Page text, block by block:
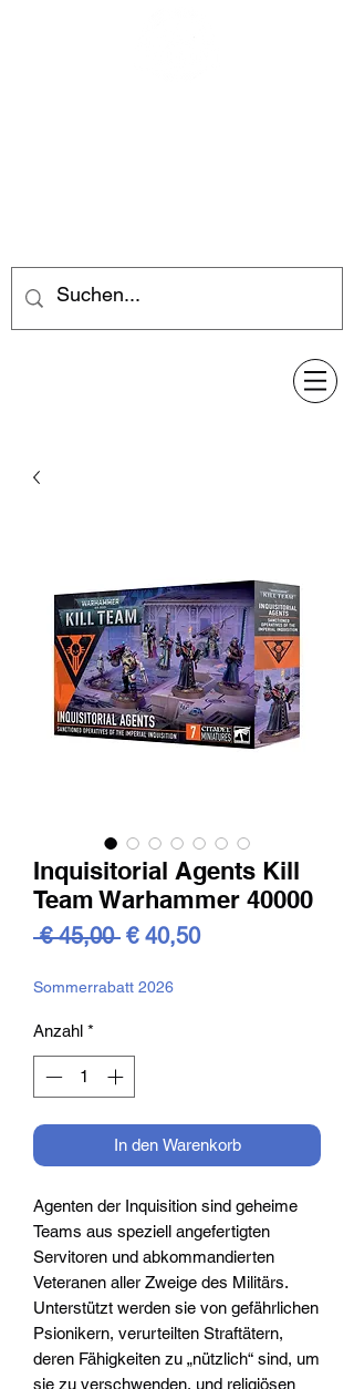
Inquisitorial Agents Kill
Team Warhammer 40000
€ 45,00 Standardpreis
€ 40,50Sale-
Sommerrabatt 2026
Anzahl *
In den Warenkorb
Agenten der Inquisition sind geheime
Teams aus speziell angefertigten
Servitoren und abkommandierten
Veteranen aller Zweige des Militärs.
Unterstützt werden sie von gefährlichen
Psionikern, verurteilten Straftätern,
deren Fähigkeiten zu „nützlich“ sind, um
sie zu verschwenden, und religiösen